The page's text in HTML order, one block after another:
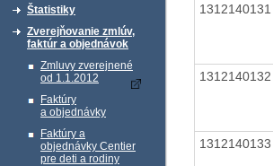
Štatistiky
Zverejňovanie zmlúv,
faktúr a objednávok
Zmluvy zverejnené
od 1.1.2012
Faktúry
a objednávky
Faktúry a
objednávky Centier
pre deti a rodiny
1312140131
1312140132
1312140133